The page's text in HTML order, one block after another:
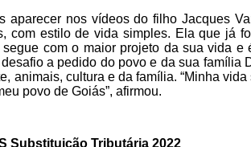
aparecer nos vídeos do filho Jacques
com estilo de vida simples. Ela que já
com o maior projeto da sua vida e
a pedido do povo e da sua família
animais, cultura e da família. “Minha vida
povo de Goiás”, afirmou.
Substituição Tributária 2022